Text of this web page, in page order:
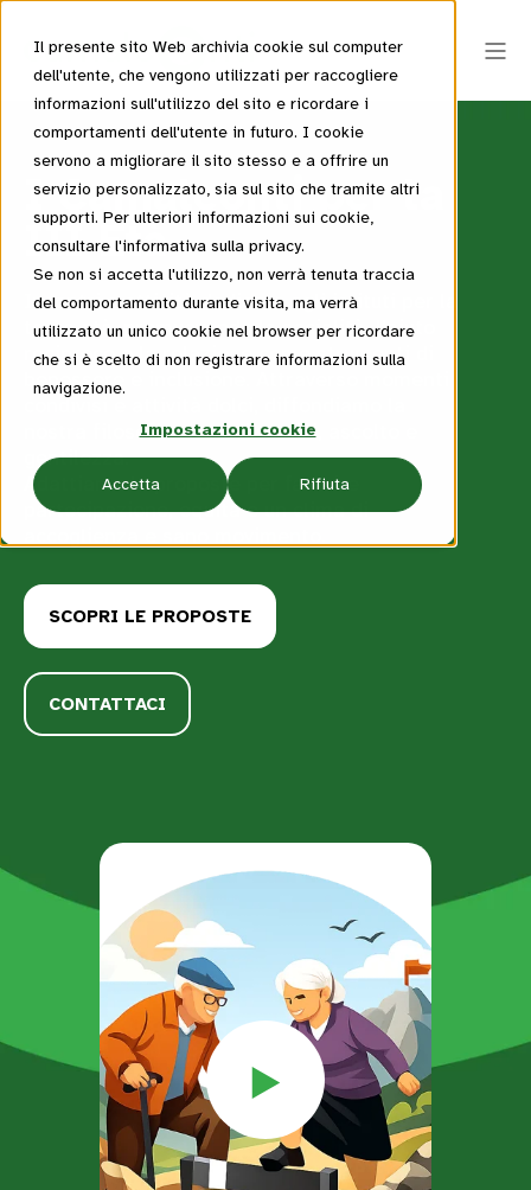
Il presente sito Web archivia cookie sul computer
dell'utente, che vengono utilizzati per raccogliere
informazioni sull'utilizzo del sito e ricordare i
comportamenti dell'utente in futuro. I cookie
servono a migliorare il sito stesso e a offrire un
servizio personalizzato, sia sul sito che tramite altri
supporti. Per ulteriori informazioni sui cookie,
consultare l'informativa sulla privacy.
Se non si accetta l'utilizzo, non verrà tenuta traccia
del comportamento durante visita, ma verrà
utilizzato un unico cookie nel browser per ricordare
che si è scelto di non registrare informazioni sulla
navigazione.
Impostazioni cookie
Accetta Rifiuta
I Camaleonti per la
III Età
Incontri e attività dedicate agli istituti per la
terza età, promuovendo la socialità, l’aiuto
reciproco e la relazione come strumenti di
benessere e inclusione. Attraverso momenti
condivisi e attività dolci, diffondiamo la
nostra filosofia ricca di sorrisi, ascolto e
gentilezza.
Adattiamo le proposte per favorire
partecipazione, equità e un clima di
SCOPRI LE PROPOSTE
CONTATTACI